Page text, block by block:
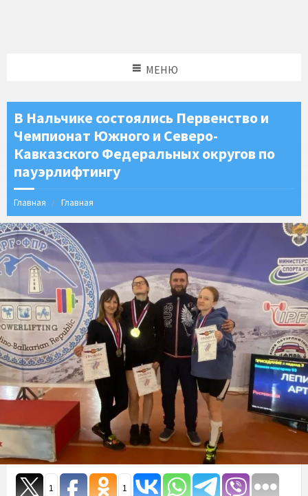
МЕНЮ
В Нальчике состоялись Первенство и
Чемпионат Южного и Северо-
Кавказского Федеральных округов по
пауэрлифтингу
Главная Главная
1 1